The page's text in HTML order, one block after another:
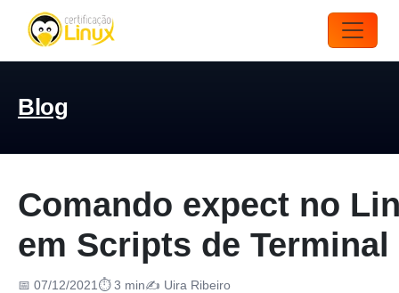
Blog
Comando expect no
em Scripts de Terminal
📅 07/12/2021 ⏱ 3 min✍️ Uira Ribeiro